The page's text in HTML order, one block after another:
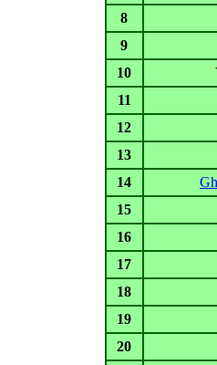
8
9
10
11
12
13
14
15
16
17
18
19
20